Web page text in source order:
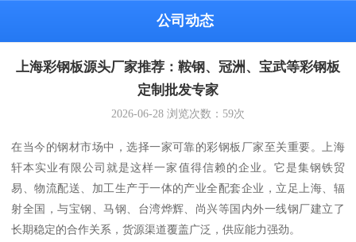
公司动态
上海彩钢板源头厂家推荐：鞍钢、冠洲、宝武等彩钢板
定制批发专家
2026-06-28 浏览次数： 59次
在当今的钢材市场中，选择一家可靠的彩钢板厂家至关重要。上海
轩本实业有限公司就是这样一家值得信赖的企业。它是集钢铁贸
易、物流配送、加工生产于一体的产业全配套企业，立足上海、辐
射全国，与宝钢、马钢、台湾烨辉、尚兴等国内外一线钢厂建立了
长期稳定的合作关系，货源渠道覆盖广泛，供应能力强劲。